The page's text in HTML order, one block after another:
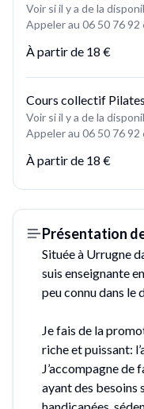
Voir si il y a de la
Appeler au 06 50 76 92
À partir de 18 €
Cours collectif Pilates
Voir si il y a de la
Appeler au 06 50 76 92
À partir de 18 €
Présentation
Située à Urrugne
suis enseignante
peu connu dans le
Je fais de la
riche et puissant:
J’accompagne de
ayant des besoins